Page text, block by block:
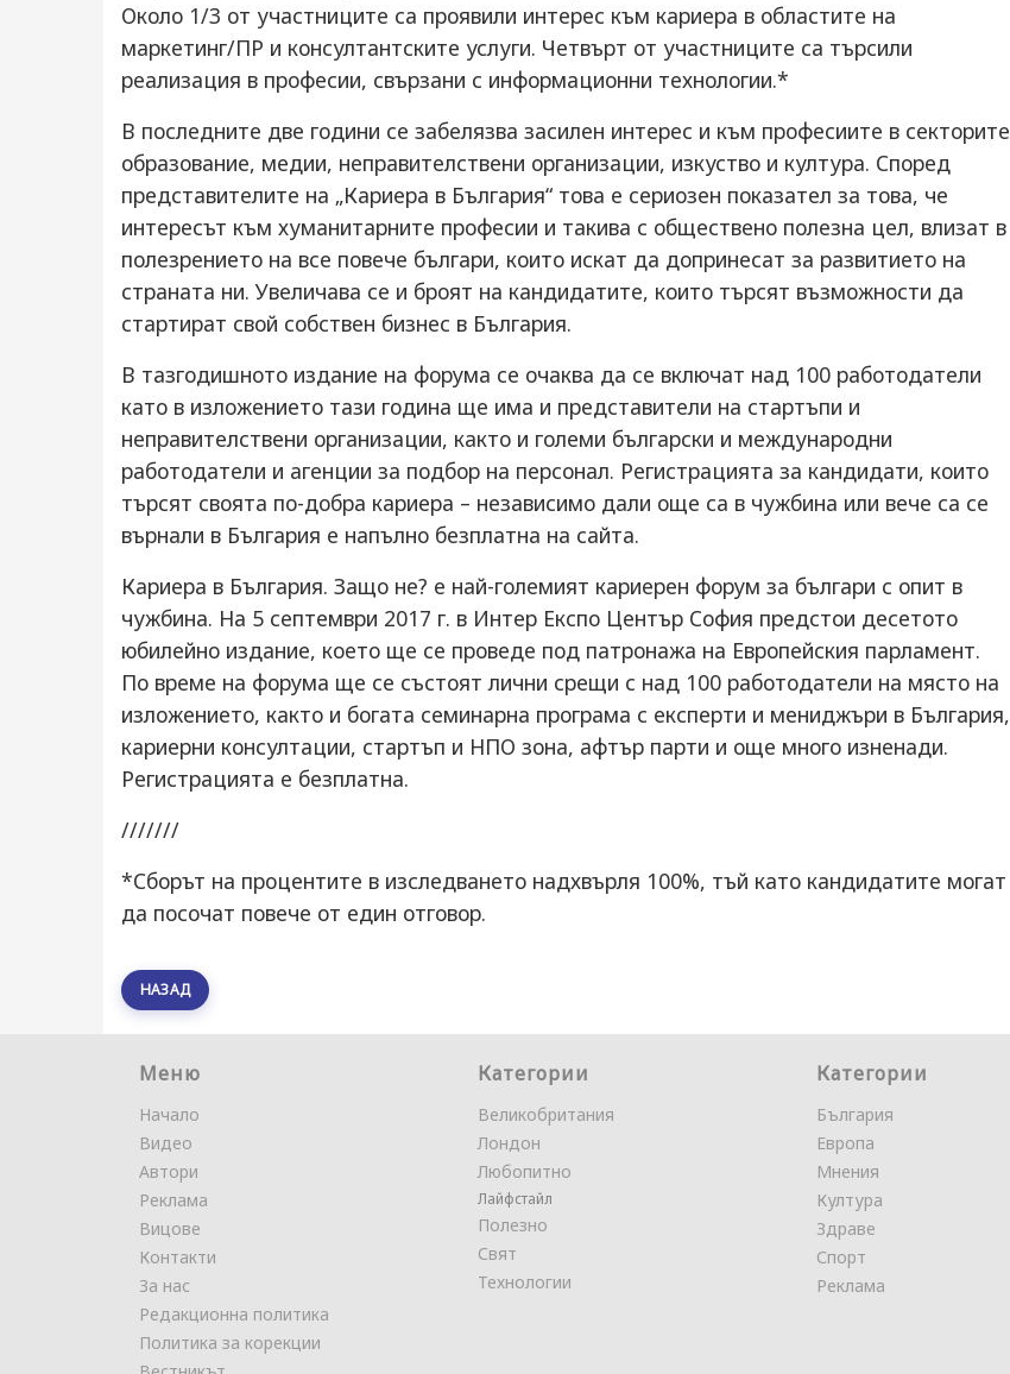
Около 1/3 от участниците са проявили интерес към кариера в областите на
маркетинг/ПР и консултантските услуги. Четвърт от участниците са търсили
реализация в професии, свързани с информационни технологии.*
В последните две години се забелязва засилен интерес и към професиите в секторите
образование, медии, неправителствени организации, изкуство и култура. Според
представителите на „Кариера в България“ това е сериозен показател за това, че
интересът към хуманитарните професии и такива с обществено полезна цел, влизат в
полезрението на все повече българи, които искат да допринесат за развитието на
страната ни. Увеличава се и броят на кандидатите, които търсят възможности да
стартират свой собствен бизнес в България.
В тазгодишното издание на форума се очаква да се включат над 100 работодатели
като в изложението тази година ще има и представители на стартъпи и
неправителствени организации, както и големи български и международни
работодатели и агенции за подбор на персонал. Регистрацията за кандидати, които
търсят своята по-добра кариера – независимо дали още са в чужбина или вече са се
върнали в България е напълно безплатна на сайта.
Кариера в България. Защо не? е най-големият кариерен форум за българи с опит в
чужбина. На 5 септември 2017 г. в Интер Експо Център София предстои десетото
юбилейно издание, което ще се проведе под патронажа на Европейския парламент.
По време на форума ще се състоят лични срещи с над 100 работодатели на място на
изложението, както и богата семинарна програма с експерти и мениджъри в България,
кариерни консултации, стартъп и НПО зона, афтър парти и още много изненади.
Регистрацията е безплатна.
///////
*Сборът на процентите в изследването надхвърля 100%, тъй като кандидатите могат
да посочат повече от един отговор.
НАЗАД
Меню
Начало
Видео
Автори
Реклама
Вицове
Контакти
За нас
Редакционна политика
Политика за корекции
Категории
Великобритания
Лондон
Любопитно
Лайфстайл
Полезно
Свят
Технологии
Категории
България
Европа
Мнения
Култура
Здраве
Спорт
Реклама